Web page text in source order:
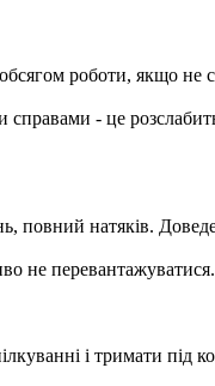
роботи, якщо не
- це
повний натяків.
не
і тримати під